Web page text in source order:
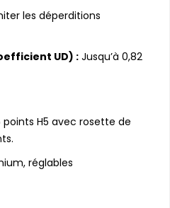
les déperditions
UD) : Jusqu’à 0,82
points H5 avec rosette de
réglables